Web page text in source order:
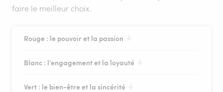
faire le meilleur choix.
Rouge : le pouvoir et la passion
Blanc : l’engagement et la loyauté
Vert : le bien-être et la sincérité